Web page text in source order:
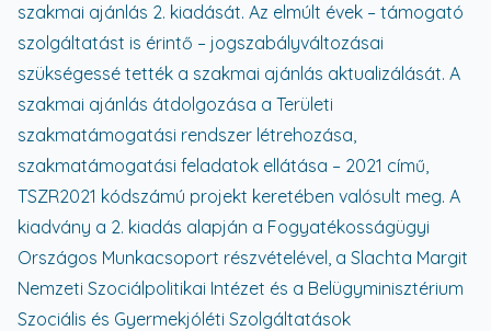
szakmai ajánlás 2. kiadását. Az elmúlt évek – támogató
szolgáltatást is érintő – jogszabályváltozásai
szükségessé tették a szakmai ajánlás aktualizálását. A
szakmai ajánlás átdolgozása a Területi
szakmatámogatási rendszer létrehozása,
szakmatámogatási feladatok ellátása – 2021 című,
TSZR2021 kódszámú projekt keretében valósult meg. A
kiadvány a 2. kiadás alapján a Fogyatékosságügyi
Országos Munkacsoport részvételével, a Slachta Margit
Nemzeti Szociálpolitikai Intézet és a Belügyminisztérium
Szociális és Gyermekjóléti Szolgáltatások